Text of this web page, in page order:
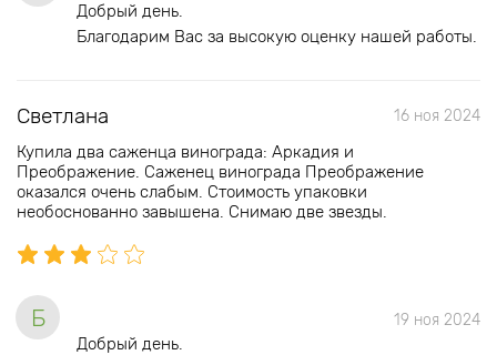
Добрый день.
Благодарим Вас за высокую оценку нашей работы.
Светлана 16 ноя 2024
Купила два саженца винограда: Аркадия и
Преображение. Саженец винограда Преображение
оказался очень слабым. Стоимость упаковки
необоснованно завышена. Снимаю две звезды.
Б 19 ноя 2024
Добрый день.